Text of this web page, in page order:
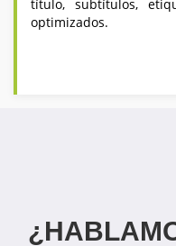
título, subtítulos,
optimizados.